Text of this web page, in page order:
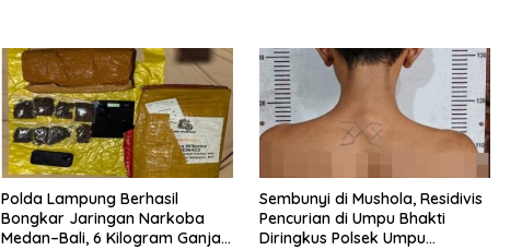
Polda Lampung Berhasil
Bongkar Jaringan Narkoba
Medan–Bali, 6 Kilogram Ganja
Sembunyi di Mushola, Residivis
Pencurian di Umpu Bhakti
Diringkus Polsek Umpu